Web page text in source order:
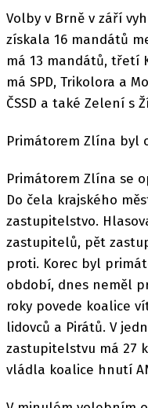
Volby v Brně v září
získala 16 mandátů
má 13 mandátů, třetí
má SPD, Trikolora a
ČSSD a také Zelení s
Primátorem Zlína byl
Primátorem Zlína se
Do čela krajského
zastupitelstvo.
zastupitelů, pět
proti. Korec byl
období, dnes neměl
roky povede koalice
lidovců a Pirátů. V
zastupitelstvu má 27
vládla koalice hnutí